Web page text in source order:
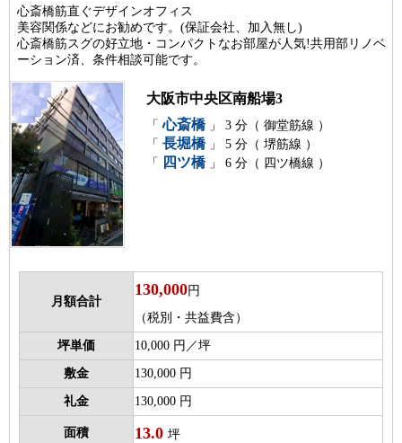
心斎橋筋直ぐデザインオフィス
美容関係などにお勧めです。(保証会社、加入無し)
心斎橋筋スグの好立地・コンパクトなお部屋が人気!共用部リノベ
ーション済、条件相談可能です。
大阪市中央区南船場3
「 心斎橋 」 3 分（ 御堂筋線 ）
「 長堀橋 」 5 分（ 堺筋線 ）
「
四ツ橋 」 6 分（ 四ツ橋線 ）
月額合計
130,000円
（税別・共益費含）
坪単価 10,000 円／坪
敷金 130,000 円
礼金 130,000 円
面積 13.0 坪